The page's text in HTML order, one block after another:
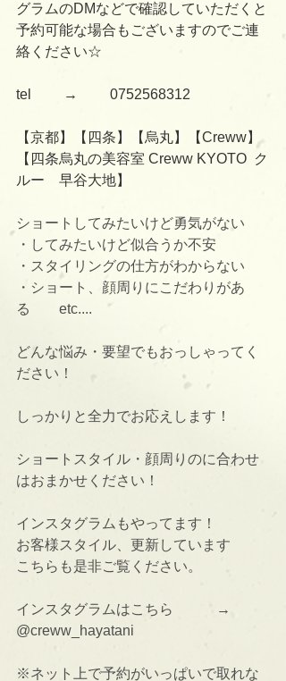
グラムのDMなどで確認していただくと
予約可能な場合もございますのでご連
絡ください☆
tel 　　→　　 0752568312
【京都】【四条】【烏丸】【Creww】
【四条烏丸の美容室 Creww KYOTO  ク
ルー　早谷大地】
ショートしてみたいけど勇気がない
・してみたいけど似合うか不安
・スタイリングの仕方がわからない
・ショート、顔周りにこだわりがあ
る　　etc....
どんな悩み・要望でもおっしゃってく
ださい！
しっかりと全力でお応えします！
ショートスタイル・顔周りのに合わせ
はおまかせください！
インスタグラムもやってます！
お客様スタイル、更新しています
こちらも是非ご覧ください。
インスタグラムはこちら　　　→
@creww_hayatani
※ネット上で予約がいっぱいで取れな